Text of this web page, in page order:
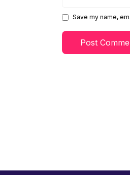
Save my name,